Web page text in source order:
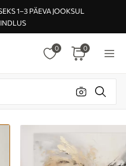
1–3 PÄEVA JOOKSUL
0 0